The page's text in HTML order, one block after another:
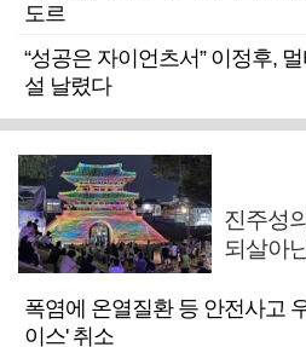
도르
“성공은 자이언츠서” 이정후,
설 날렸다
진주성
되살아
폭염에 온열질환 등 안전사고
이스' 취소